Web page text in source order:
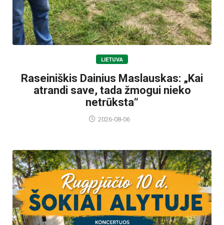
LIETUVA
Raseiniškis Dainius Maslauskas: „Kai
atrandi save, tada žmogui nieko
netrūksta“
2026-08-06